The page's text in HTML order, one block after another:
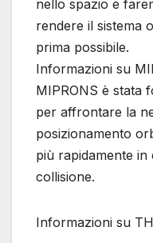
nello spazio e
rendere il sistema
prima possibile.
Informazioni su
MIPRONS è stata
per affrontare la
posizionamento
più rapidamente in
collisione.
Informazioni su